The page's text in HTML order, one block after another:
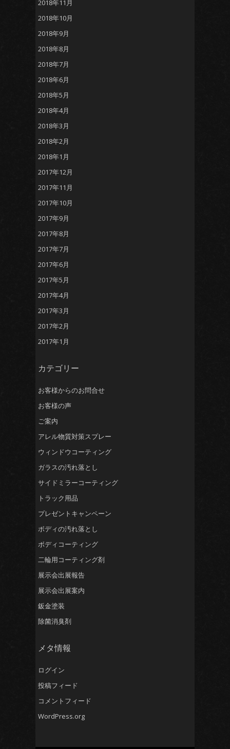
2018年11月
2018年10月
2018年9月
2018年8月
2018年7月
2018年6月
2018年5月
2018年4月
2018年3月
2018年2月
2018年1月
2017年12月
2017年11月
2017年10月
2017年9月
2017年8月
2017年7月
2017年6月
2017年5月
2017年4月
2017年3月
2017年2月
2017年1月
カテゴリー
お客様からのお問合せ
お客様の声
ご案内
アレル物質対策スプレー
ウィンドウコーティング
ガラスの汚れ落とし
サイドミラーコーティング
トラック用品
プレゼントキャンペーン
ボディの汚れ落とし
ボディコーティング
二輪用コーティング剤
展示会出展報告
展示会出展案内
鈑金塗装
除菌消臭剤
メタ情報
ログイン
投稿フィード
コメントフィード
WordPress.org